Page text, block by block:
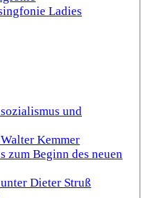
Ladies
und
Kemmer
zum Beginn des neuen
Dieter Struß